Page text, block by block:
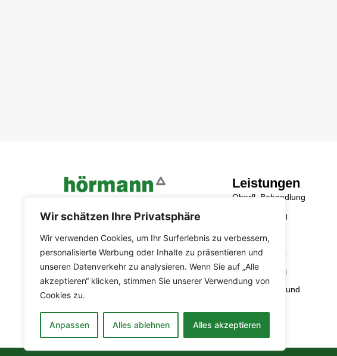
Wir schätzen Ihre Privatsphäre
Wir verwenden Cookies, um Ihr Surferlebnis zu verbessern,
personalisierte Werbung oder Inhalte zu präsentieren und
unseren Datenverkehr zu analysieren. Wenn Sie auf „Alle
akzeptieren“ klicken, stimmen Sie unserer Verwendung von
Cookies zu.
Anpassen Alles ablehnen Alles akzeptieren
Die #1 wenn es um Straßensanierung
auf
höchstem Niveau geht!
F
a
c
e
b
o
o
k
I
n
s
a
g
r
a
Leistungen
Oberfl. Behandlung
Microsurfacing
Tränkdecke
Fugenverguss
Vorprofilierung
Schichtenverbund